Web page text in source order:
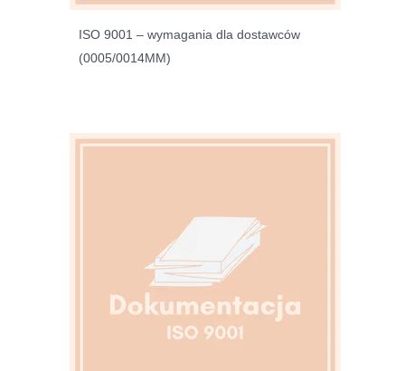
ISO 9001 – wymagania dla dostawców
(0005/0014MM)